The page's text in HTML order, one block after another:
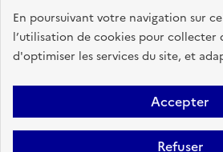
En poursuivant votre navigation sur
l’utilisation de cookies pour collecter
d'optimiser les services du site, et
Accepter
Refuser
Légales
Données personnelles Gestion